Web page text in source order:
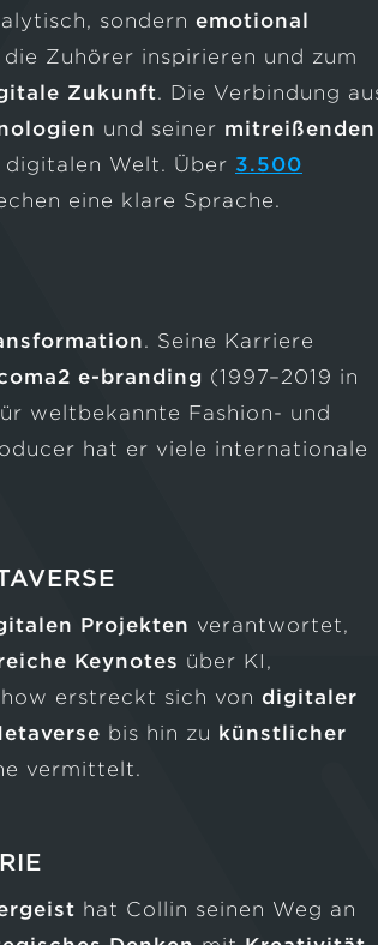
sondern emotional
die Zuhörer inspirieren und zum
Zukunft. Die Verbindung
und seiner mitreißenden
digitalen Welt. Über 3.500
eine klare Sprache.
. Seine Karriere
e-branding (1997–2019 in
weltbekannte Fashion- und
hat er viele internationale
Projekten verantwortet,
Keynotes über KI,
erstreckt sich von digitaler
bis hin zu künstlicher
vermittelt.
hat Collin seinen Weg an